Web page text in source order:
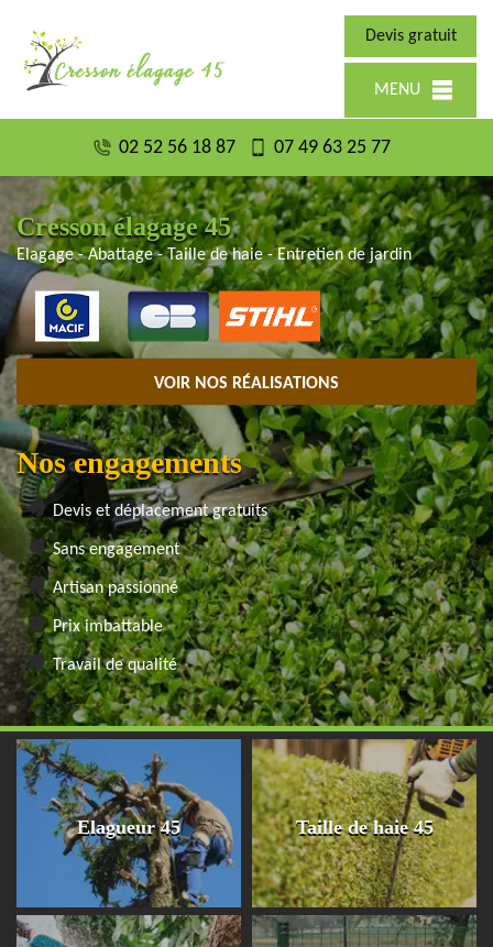
Devis gratuit
MENU
02 52 56 18 87 07 49 63 25 77
Cresson élagage 45
Elagage - Abattage - Taille de haie - Entretien de jardin
VOIR NOS RÉALISATIONS
Nos engagements
Devis et déplacement gratuits
Sans engagement
Artisan passionné
Prix imbattable
Travail de qualité
Elagueur 45 Taille de haie 45